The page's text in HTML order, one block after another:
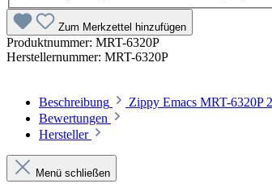
Zum Merkzettel hinzufügen
Produktnummer: MRT-6320P
Herstellernummer: MRT-6320P
Beschreibung Zippy Emacs MRT-
Bewertungen
Hersteller
Menü schließen